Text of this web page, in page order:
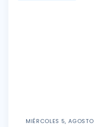
MIÉRCOLES 5, AGOSTO